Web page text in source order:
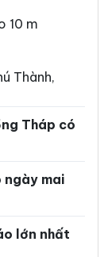
10 m
Thành,
Tháp có
ngày mai
lớn nhất